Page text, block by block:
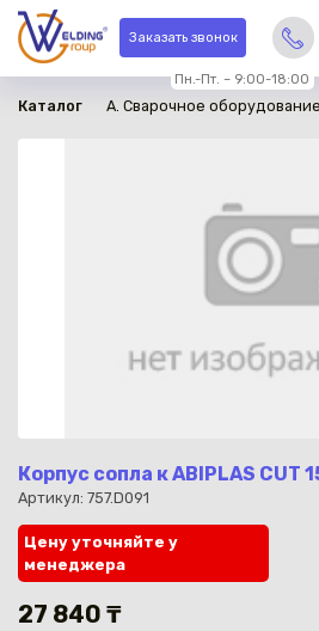
Заказать звонок
Пн.-Пт. – 9:00-18:00
Каталог A. Сварочное оборудование
Корпус сопла к ABIPLAS CUT
Артикул: 757.D091
в наличии
Цену уточняйте у
менеджера
27 840 ₸